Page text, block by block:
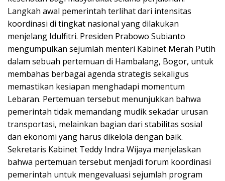
Langkah awal pemerintah terlihat dari intensitas
koordinasi di tingkat nasional yang dilakukan
menjelang Idulfitri. Presiden Prabowo Subianto
mengumpulkan sejumlah menteri Kabinet Merah Putih
dalam sebuah pertemuan di Hambalang, Bogor, untuk
membahas berbagai agenda strategis sekaligus
memastikan kesiapan menghadapi momentum
Lebaran. Pertemuan tersebut menunjukkan bahwa
pemerintah tidak memandang mudik sekadar urusan
transportasi, melainkan bagian dari stabilitas sosial
dan ekonomi yang harus dikelola dengan baik.
Sekretaris Kabinet Teddy Indra Wijaya menjelaskan
bahwa pertemuan tersebut menjadi forum koordinasi
pemerintah untuk mengevaluasi sejumlah program